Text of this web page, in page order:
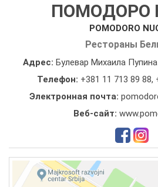
ПОМОДОРО
POMODORO
Рестораны
Адрес: Булевар Михаила
Телефон: +381 11 713 89 88,
Электронная почта:
Веб-сайт: